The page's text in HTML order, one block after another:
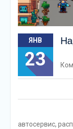
ЯНВ
23
автосервис,